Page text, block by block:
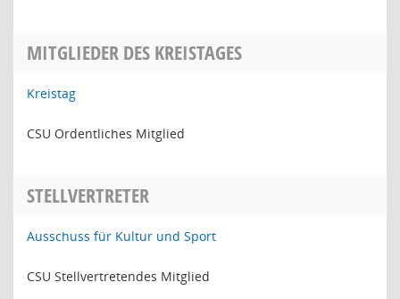
MITGLIEDER DES KREISTAGES
Kreistag
CSU Ordentliches Mitglied
STELLVERTRETER
Ausschuss für Kultur und Sport
CSU Stellvertretendes Mitglied